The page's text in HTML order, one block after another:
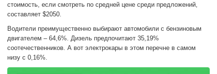
стоимость, если смотреть по средней цене среди предложений,
составляет $2050.
Водители преимущественно выбирают автомобили с бензиновым
двигателем – 64,6%. Дизель предпочитают 35,19%
соотечественников. А вот электрокары в этом перечне в самом
низу с 0,16%.